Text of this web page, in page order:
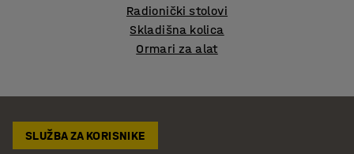
Radionički stolovi
Skladišna kolica
Ormari za alat
SLUŽBA ZA KORISNIKE